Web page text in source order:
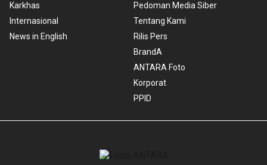
Karkhas
Internasional
News in English
Pedoman Media Siber
Tentang Kami
Rilis Pers
BrandA
ANTARA Foto
Korporat
PPID